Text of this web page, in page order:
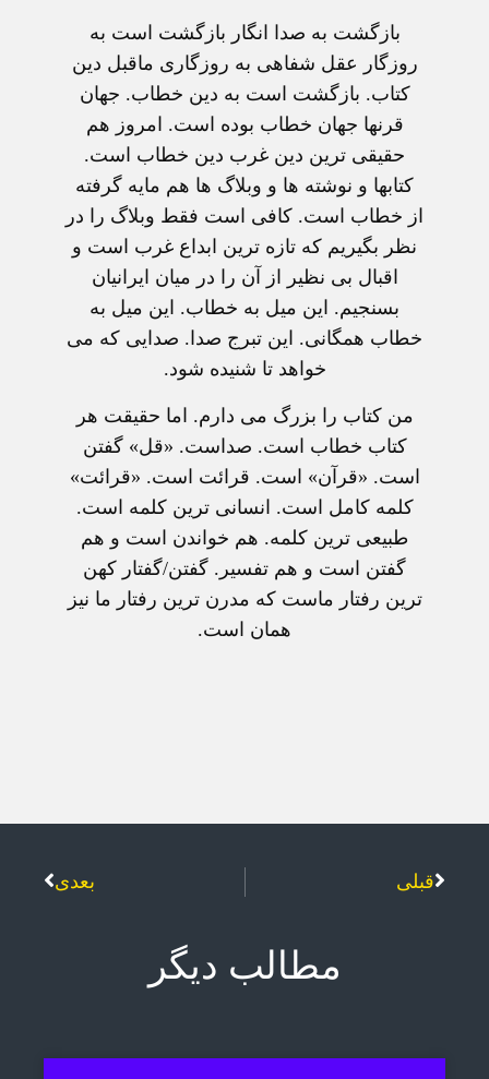
بازگشت به صدا انگار بازگشت است به
روزگار عقل شفاهی به روزگاری ماقبل دين
کتاب. بازگشت است به دين خطاب. جهان
قرنها جهان خطاب بوده است. امروز هم
حقيقی ترين دين غرب دين خطاب است.
کتابها و نوشته ها و وبلاگ ها هم مايه گرفته
از خطاب است. کافی است فقط وبلاگ را در
نظر بگيريم که تازه ترين ابداع غرب است و
اقبال بی نظير از آن را در ميان ايرانيان
بسنجيم. اين ميل به خطاب. اين ميل به
خطاب همگانی. اين تبرج صدا. صدايی که می
خواهد تا شنيده شود.
من کتاب را بزرگ می دارم. اما حقيقت هر
کتاب خطاب است. صداست. «قل» گفتن
است. «قرآن» است. قرائت است. «قرائت»
کلمه کامل است. انسانی ترين کلمه است.
طبيعی ترين کلمه. هم خواندن است و هم
گفتن است و هم تفسير. گفتن/گفتار کهن
ترين رفتار ماست که مدرن ترين رفتار ما نيز
همان است.
قبلی بعدی
مطالب دیگر